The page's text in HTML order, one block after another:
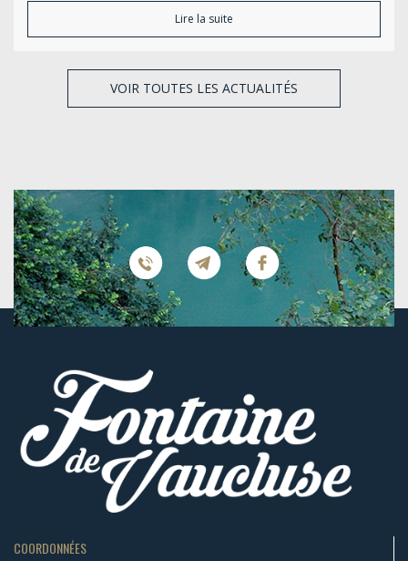
Lire la suite
VOIR TOUTES LES ACTUALITÉS
COORDONNÉES